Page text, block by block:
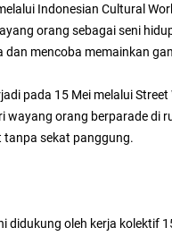
Indonesian Cultural
orang sebagai seni
dan mencoba memainkan
pada 15 Mei melalui
wayang orang berparade di
sekat panggung.
didukung oleh kerja kolektif